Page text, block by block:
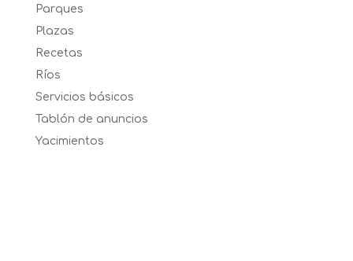
Parques
Plazas
Recetas
Ríos
Servicios básicos
Tablón de anuncios
Yacimientos